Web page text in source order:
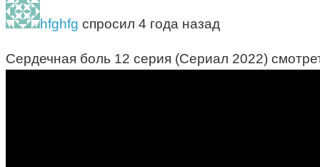
hfghfg спросил 4 года назад
Сердечная боль 12 серия (Сериал 2022)